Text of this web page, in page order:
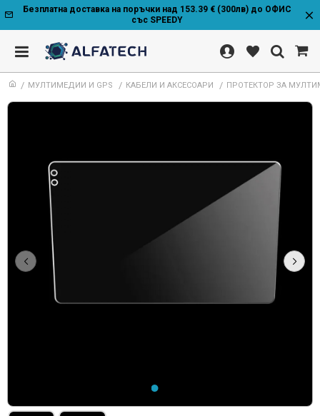
Безплатна доставка на поръчки над 153.39 € (300лв) до ОФИС
със SPEEDY
МУЛТИМЕДИИ И GPS КАБЕЛИ И АКСЕСОАРИ ПРОТЕКТОР ЗА